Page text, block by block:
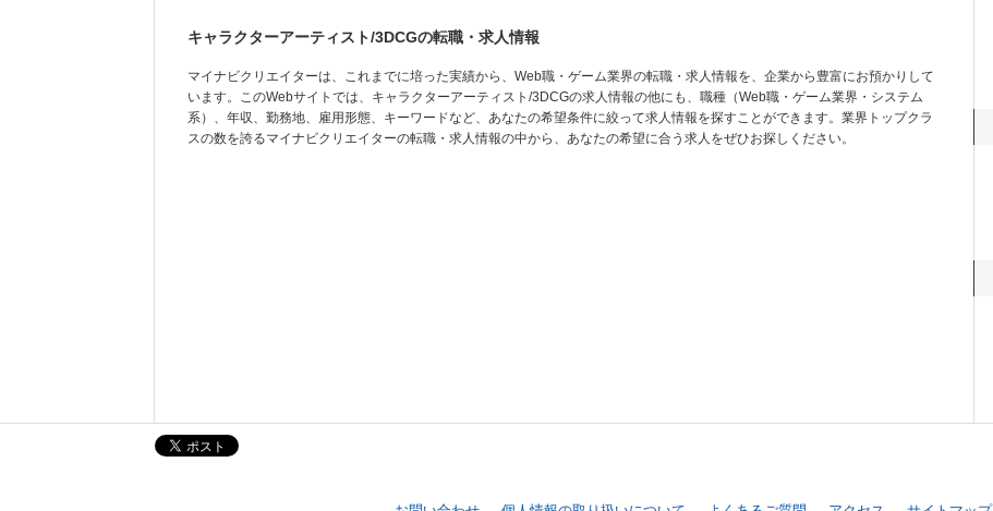
キャラクターアーティスト/3DCGの転職・求人情報
マイナビクリエイターは、これまでに培った実績から、Web職・ゲーム業界の転職・求人情報を、企業から豊富にお預かりして
います。このWebサイトでは、キャラクターアーティスト/3DCGの求人情報の他にも、職種（Web職・ゲーム業界・システム
系）、年収、勤務地、雇用形態、キーワードなど、あなたの希望条件に絞って求人情報を探すことができます。業界トップクラ
スの数を誇るマイナビクリエイターの転職・求人情報の中から、あなたの希望に合う求人をぜひお探しください。